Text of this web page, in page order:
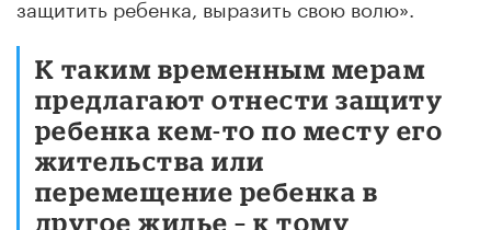
защитить ребенка, выразить свою волю».
К таким временным мерам
предлагают отнести защиту
ребенка кем-то по месту его
жительства или
перемещение ребенка в
другое жилье – к тому